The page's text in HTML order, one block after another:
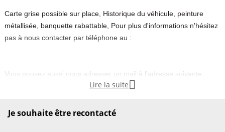
Carte grise possible sur place, Historique du véhicule, peinture
métallisée, banquette rabattable, Pour plus d'informations n'hésitez
pas à nous contacter par téléphone au :
Vous pouvez aussi nous adresser un mail à l'adresse suivante :
Véhicules propriété du forum de l’auto, visible sur le site de
Les Cartes Grises Sont faites sur place si vous le souhaitez (40
Lire la suite 
Je souhaite être recontacté